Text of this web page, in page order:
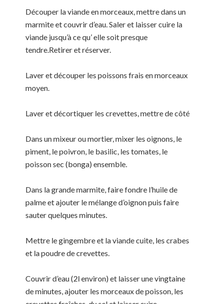
Découper la viande en morceaux, mettre dans un
marmite et couvrir d’eau. Saler et laisser cuire la
viande jusqu’à ce qu’ elle soit presque
tendre.Retirer et réserver.
Laver et découper les poissons frais en morceaux
moyen.
Laver et décortiquer les crevettes, mettre de côté
Dans un mixeur ou mortier, mixer les oignons, le
piment, le poivron, le basilic, les tomates, le
poisson sec (bonga) ensemble.
Dans la grande marmite, faire fondre l’huile de
palme et ajouter le mélange d’oignon puis faire
sauter quelques minutes.
Mettre le gingembre et la viande cuite, les crabes
et la poudre de crevettes.
Couvrir d’eau (2l environ) et laisser une vingtaine
de minutes, ajouter les morceaux de poisson, les